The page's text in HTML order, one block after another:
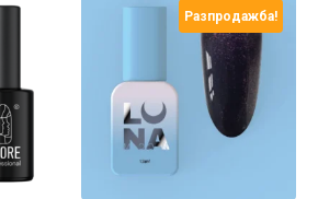
Разпродажба!